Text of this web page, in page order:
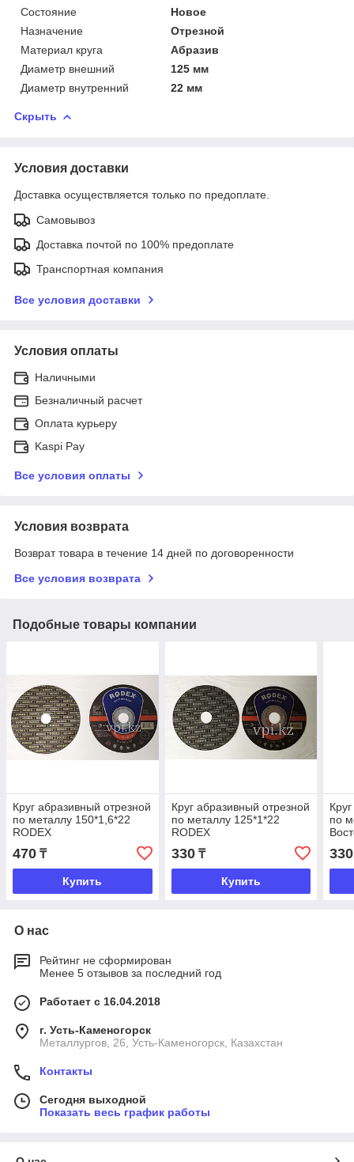
Состояние
Новое
Назначение
Отрезной
Материал круга
Абразив
Диаметр внешний
125 мм
Диаметр внутренний
22 мм
Скрыть
Условия доставки
Доставка осуществляется только по предоплате.
Самовывоз
Доставка почтой по 100% предоплате
Транспортная компания
Все условия доставки
Условия оплаты
Наличными
Безналичный расчет
Оплата курьеру
Kaspi Pay
Все условия оплаты
Условия возврата
Возврат товара в течение 14 дней по договоренности
Все условия возврата
Подобные товары компании
Круг абразивный отрезной
по металлу 150*1,6*22
RODEX
470 ₸
Купить
Круг абразивный отрезной
по металлу 125*1*22
RODEX
330₸
Купить
по
330
О нас
Рейтинг не сформирован
Менее 5 отзывов за последний год
Работает с 16.04.2018
г. Усть-Каменогорск
Металлургов, 26, Усть-Каменогорск, Казахстан
Контакты
Сегодня выходной
Показать весь график работы